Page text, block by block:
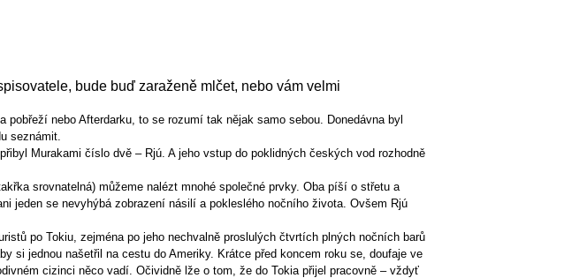
bude buď zaraženě mlčet, nebo vám velmi
nebo Afterdarku, to se rozumí tak nějak samo sebou. Donedávna byl
seznámit.
Murakami číslo dvě – Rjú. A jeho vstup do poklidných českých vod rozhodně
srovnatelná) můžeme nalézt mnohé společné prvky. Oba píší o střetu a
jeden se nevyhýbá zobrazení násilí a pokleslého nočního života. Ovšem Rjú
po Tokiu, zejména po jeho nechvalně proslulých čtvrtích plných nočních barů
jednou našetřil na cestu do Ameriky. Krátce před koncem roku se, doufaje ve
cizinci něco vadí. Očividně lže o tom, že do Tokia přijel pracovně – vždyť